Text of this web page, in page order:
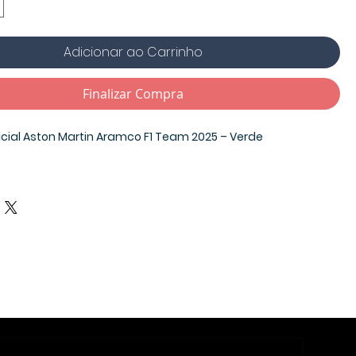
Adicionar ao Carrinho
Finalizar Compra
Aston Martin Aramco F1 Team 2025 – Verde
a Camiseta Oficial da Aston Martin Aramco F1 Team
licenciado